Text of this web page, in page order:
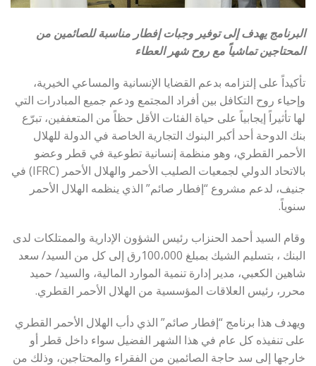
البرنامج يهدف إلى توفير وجبات إفطار مناسبة للصائمين من
المحتاجين تماشياً مع روح شهر العطاء
تأكيداً على إلتزامه بدعم القضايا الإنسانية والمساعي الخيرية،
وإحياء روح التكافل بين أفراد المجتمع ودعم جميع المبادرات التي
لها تأثيراً إيجابياً على حياة الفئات الأقل حظاً من المتعففين، تبرّع
بنك الدوحة أحد أكبر البنوك التجارية الخاصة في الدولة للهلال
الأحمر القطري، وهو منظمة إنسانية تطوعية في قطر وعضو
بالاتحاد الدولي لجمعيات الصليب الأحمر والهلال الأحمر (IFRC) في
جنيف، لدعم مشروع “إفطار صائم” الذي ينظمه الهلال الأحمر
سنوياً.
وقام السيد أحمد الحنزاب رئيس الشؤون الإدارية والممتلكات لدى
البنك ، بتسليم الشيك بمبلغ 100،000رق إلى كل من السيد/ سعد
شاهين الكعبي، مدير إدارة تنمية الموارد المالية، والسيد/ حميد
محرر، رئيس العلاقات المؤسسية من الهلال الأحمر القطري.
ويهدف هذا برنامج “إفطار صائم” الذي دأب الهلال الأحمر القطري
على تنفيذه كل عام في هذا الشهر الفضيل سواء داخل قطر أو
خارجها إلى سد حاجة الصائمين من الفقراء والمحتاجين، وذلك من